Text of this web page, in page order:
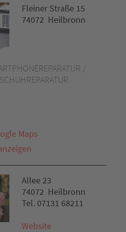
/
Maps
Fleiner Straße 15
74072 Heilbronn
Allee 23
74072 Heilbronn
Tel. 07131 68211
Website